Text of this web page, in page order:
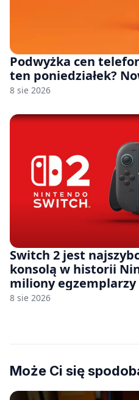
Podwyżka cen
ten poniedziałek?
8 sie 2026
Switch 2 jest
konsolą w historii
miliony egzemplarzy
8 sie 2026
Może Ci się